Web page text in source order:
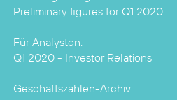
Preliminary figures for Q1 2020
Q1 2020 - Investor Relations